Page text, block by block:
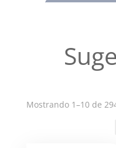
Mostrando 1–10 de